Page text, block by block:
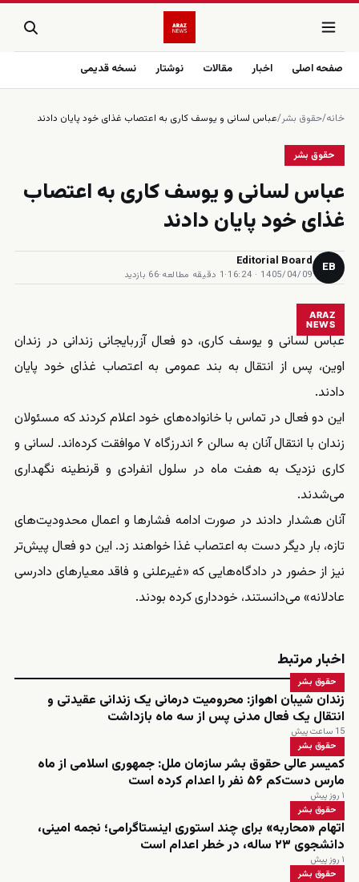
صفحه اصلی اخبار مقالات نوشتار نسخه قدیمی
خانه/حقوق بشر/عباس لسانی و یوسف کاری به اعتصاب غذای خود پایان دادند
حقوق بشر
عباس لسانی و یوسف کاری به اعتصاب
غذای خود پایان دادند
EB
Editorial Board
1405/04/09 · 16:24
·1 دقیقه مطالعه ·66 بازدید
ARAZ
NEWS
عباس لسانی و یوسف کاری، دو فعال آزربایجانی زندانی در زندان
اوین، پس از انتقال به بند عمومی به اعتصاب غذای خود پایان
دادند.
این دو فعال در تماس با خانواده‌های خود اعلام کردند که مسئولان
زندان با انتقال آنان به سالن ۶ اندرزگاه ۷ موافقت کرده‌اند. لسانی و
کاری نزدیک به هفت ماه در سلول انفرادی و قرنطینه نگهداری
می‌شدند.
آنان هشدار دادند در صورت ادامه فشارها و اعمال محدودیت‌های
تازه، بار دیگر دست به اعتصاب غذا خواهند زد. این دو فعال پیش‌تر
نیز از حضور در دادگاه‌هایی که «غیرعلنی و فاقد معیارهای دادرسی
عادلانه» می‌دانستند، خودداری کرده بودند.
اخبار مرتبط
حقوق بشر
زندان شیبان اهواز: محرومیت درمانی یک زندانی عقیدتی و
انتقال یک فعال مدنی پس از سه ماه بازداشت
15 ساعت پیش
حقوق بشر
کمیسر عالی حقوق بشر سازمان ملل: جمهوری اسلامی از ماه
مارس دست‌کم ۵۶ نفر را اعدام کرده است
۱ روز پیش
حقوق بشر
اتهام «محاربه» برای چند استوری اینستاگرامی؛ نجمه امینی،
دانشجوی ۲۳ ساله، در خطر اعدام است
۱ روز پیش
حقوق بشر